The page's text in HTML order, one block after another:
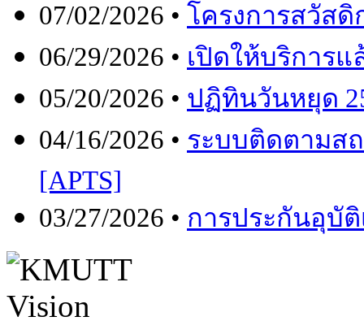
07/02/2026 • โครงการสวัสดิ
06/29/2026 • เปิดให้บริการแ
05/20/2026 • ปฏิทินวันหยุด
04/16/2026 • ระบบติดตามส
[APTS]
03/27/2026 • การประกันอุบั